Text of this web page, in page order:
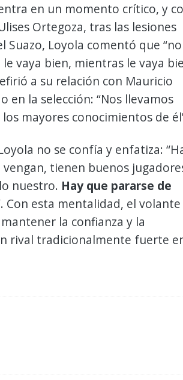
en un momento crítico, y
Ortegoza, tras las lesiones
Suazo, Loyola comentó que “no
vaya bien, mientras le vaya
a su relación con Mauricio
en la selección: “Nos llevamos
mayores conocimientos de
no se confía y enfatiza:
tienen buenos
nuestro. Hay que pararse de
Con esta mentalidad, el volante
la confianza y la
rival tradicionalmente fuerte